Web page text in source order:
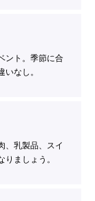
ント。季節に合
なし。
、乳製品、スイ
ましょう。